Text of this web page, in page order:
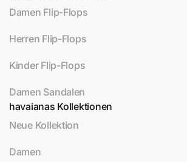
Damen Flip-Flops
Herren Flip-Flops
Kinder Flip-Flops
Damen Sandalen
havaianas Kollektionen
Neue Kollektion
Damen